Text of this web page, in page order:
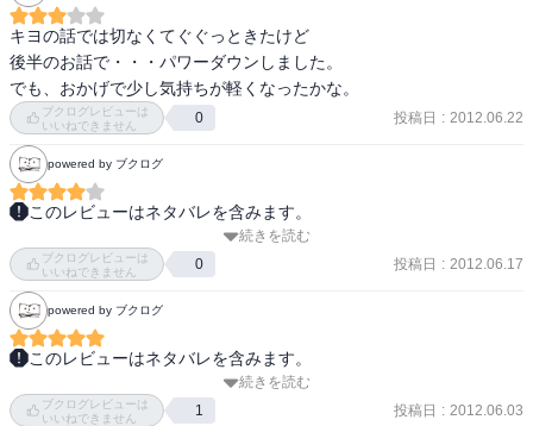
激しい雷に慄き、身動きがとれなくなっていたのだ。
わたしは彼女を助け、招きいれた。
雷鳴が過ぎ去った後も彼女は暖炉の前でふるえていた。
女は県道を隔てた西の森の住人だった。
彼女は梓と名乗り、梓という名は口寄せを生業にしていた
祖父のつけた名前だと言った。恐怖が彼女を饒舌にしていた。。
彼女の恐怖が去るまでわたしは彼女の話につきあった。
やがて落ち着いた彼女は恩返しに、同じ西の森に住む
ミセス・ジョーンズを紹介すると言った。
ミセス・ジョーンズは、生死を問わずわたしの会いたい人物に
会わせてくれるというのだ。
翌日わたしは半信半疑のまま梓につれられ
キヨの話では切なくてぐぐっときたけど
後半のお話で・・・パワーダウンしました。
でも、おかげで少し気持ちが軽くなったかな。
ブクログレビューは
いいねできません
0 投稿日 : 2012.06.22
powered by ブクログ
このレビューはネタバレを含みます。
大人の男なら、心当たりのあることかも知れない、悔悟の念。
大切な友人を捨て見殺しにする、狂おしいほどに愛した女を捨て
る、愛されることを拒絶する・・・その記憶を抱え悔悟の念を抱き
つつ生き続けてきた初老の男――ゆうが死者と生者が語り合う禁忌
に魅入られ、みたものは己の真実であった。
誰もが持っているであろう悔悟の念の行き着く先は・・・救いよ
うのない孤独と、救われない無念であった・・・
続きを読む
ブクログレビューは
いいねできません
0 投稿日 : 2012.06.17
powered by ブクログ
このレビューはネタバレを含みます。
物語をきちんと紡ぐ浅田次郎氏のワザです。いろいろ考えさせられ
た。過去の思い出、解くカギがあります。「さよなら」というこ
続きを読む
ブクログレビューは
いいねできません
1 投稿日 : 2012.06.03